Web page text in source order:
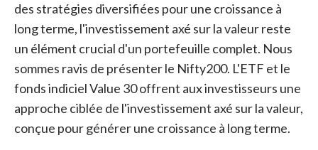
des stratégies diversifiées pour une croissance à
long terme, l'investissement axé sur la valeur reste
un élément crucial d'un portefeuille complet. Nous
sommes ravis de présenter le Nifty200. L'ETF et le
fonds indiciel Value 30 offrent aux investisseurs une
approche ciblée de l'investissement axé sur la valeur,
conçue pour générer une croissance à long terme.